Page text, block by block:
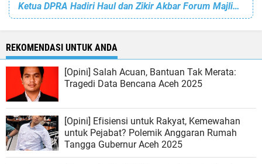
Ketua DPRA Hadiri Haul dan Zikir Akbar Forum Majlis Sirul Muhtadin Ranting Kuta Makmur Aceh Utara
REKOMENDASI UNTUK ANDA
[Opini] Salah Acuan, Bantuan Tak Merata:
Tragedi Data Bencana Aceh 2025
[Opini] Efisiensi untuk Rakyat, Kemewahan
untuk Pejabat? Polemik Anggaran Rumah
Tangga Gubernur Aceh 2025